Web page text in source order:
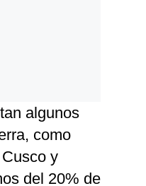
algunos
como
y
del 20% de